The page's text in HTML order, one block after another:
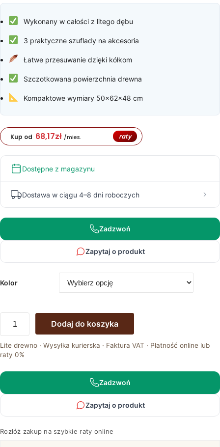
Wykonany w całości z litego dębu
3 praktyczne szuflady na akcesoria
Łatwe przesuwanie dzięki kółkom
Szczotkowana powierzchnia drewna
Kompaktowe wymiary 50x62x48 cm
Kup od 68,17zł /mies. raty
Dostępne z magazynu
Dostawa w ciągu 4–8 dni roboczych
Zadzwoń
Zapytaj o produkt
Kolor
Kontenerek
Drewniany
Biurowy
Kółkach
Dodaj do koszyka
Lite drewno · Wysyłka kurierska · Faktura VAT · Płatność online lub
raty 0%
Zadzwoń
Zapytaj o produkt
Rozłóż zakup na szybkie raty online